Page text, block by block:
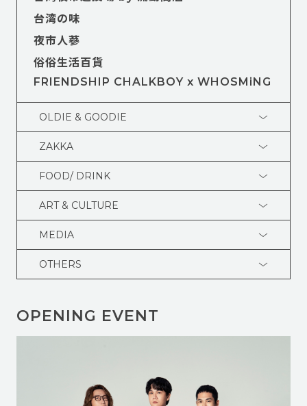
台湾の味
夜市人蔘
俗俗生活百貨
FRIENDSHIP CHALKBOY x WHOSMiNG
OLDIE & GOODIE
ZAKKA
FOOD/ DRINK
ART & CULTURE
MEDIA
OTHERS
OPENING EVENT